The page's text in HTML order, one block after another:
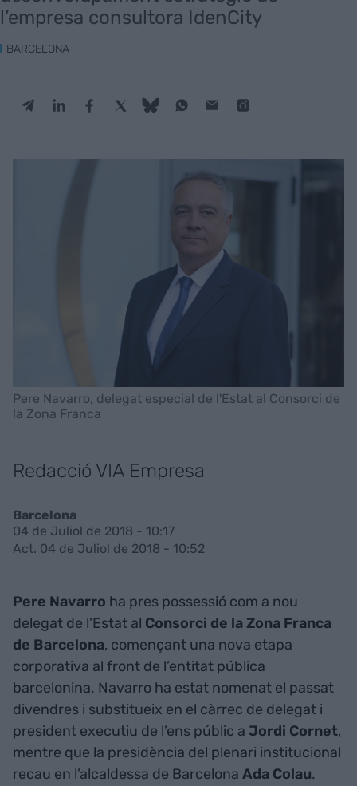
l’empresa consultora IdenCity
BARCELONA
Pere Navarro, delegat especial de l'Estat al Consorci de
la Zona Franca
Redacció VIA Empresa
Barcelona
04 de Juliol de 2018 - 10:17
Act. 04 de Juliol de 2018 - 10:52
Pere Navarro ha pres possessió com a nou
delegat de l’Estat al Consorci de la Zona Franca
de Barcelona, començant una nova etapa
corporativa al front de l’entitat pública
barcelonina. Navarro ha estat nomenat el passat
divendres i substitueix en el càrrec de delegat i
president executiu de l’ens públic a Jordi Cornet,
mentre que la presidència del plenari institucional
recau en l’alcaldessa de Barcelona Ada Colau.